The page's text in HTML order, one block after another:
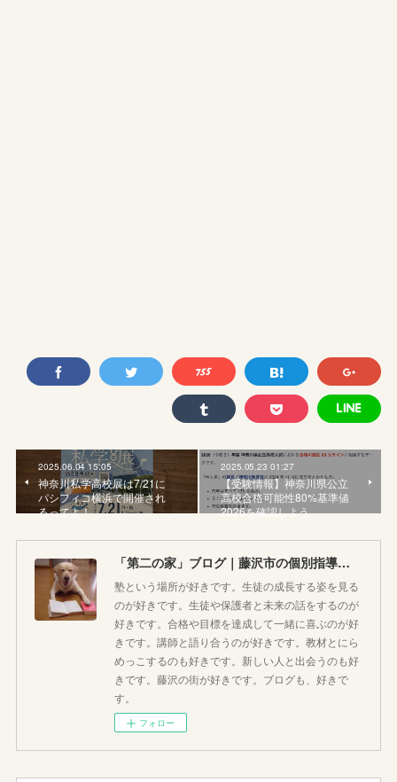
2025.06.04 15:05
神奈川私学高校展は7/21に
パシフィコ横浜で開催され
るってよ！
2025.05.23 01:27
【受験情報】神奈川県公立
高校合格可能性80%基準値
2026を確認しよう
「第二の家」ブログ｜藤沢市の個別指導塾のお話
塾という場所が好きです。生徒の成長する姿を見る
のが好きです。生徒や保護者と未来の話をするのが
好きです。合格や目標を達成して一緒に喜ぶのが好
きです。講師と語り合うのが好きです。教材とにら
めっこするのも好きです。新しい人と出会うのも好
きです。藤沢の街が好きです。ブログも、好きで
す。
フォロー